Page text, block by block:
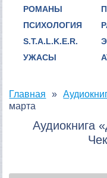
РОМАНЫ
ПСИХОЛОГИЯ
S.T.A.L.K.E.R.
УЖАСЫ
Главная
марта
Аудиокнига